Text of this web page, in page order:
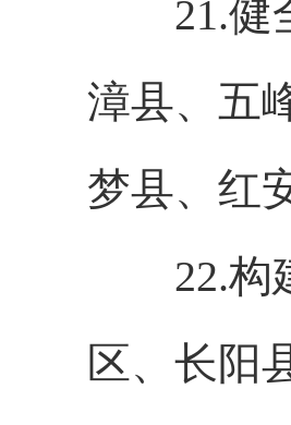
21.健全
漳县、五
梦县、红
22.构建
区、长阳